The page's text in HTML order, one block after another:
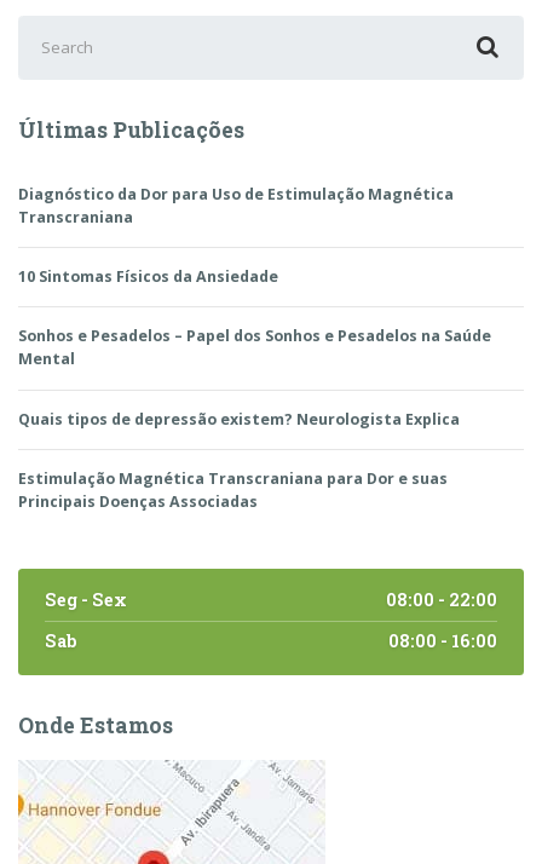
for:
Últimas Publicações
Diagnóstico da Dor para Uso de Estimulação Magnética
Transcraniana
10 Sintomas Físicos da Ansiedade
Sonhos e Pesadelos – Papel dos Sonhos e Pesadelos na Saúde
Mental
Quais tipos de depressão existem? Neurologista Explica
Estimulação Magnética Transcraniana para Dor e suas
Principais Doenças Associadas
Seg - Sex
08:00 - 22:00
Sab
08:00 - 16:00
Onde Estamos